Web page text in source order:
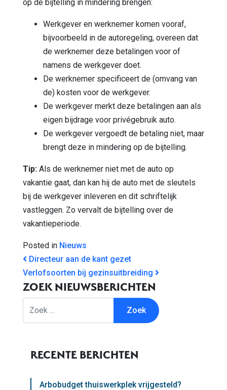
op de bijtelling in mindering brengen:
Werkgever en werknemer komen vooraf,
bijvoorbeeld in de autoregeling, overeen dat
de werknemer deze betalingen voor of
namens de werkgever doet.
De werknemer specificeert de (omvang van
de) kosten voor de werkgever.
De werkgever merkt deze betalingen aan als
eigen bijdrage voor privégebruik auto.
De werkgever vergoedt de betaling niet, maar
brengt deze in mindering op de bijtelling.
Tip: Als de werknemer niet met de auto op
vakantie gaat, dan kan hij de auto met de sleutels
bij de werkgever inleveren en dit schriftelijk
vastleggen. Zo vervalt de bijtelling over de
vakantieperiode.
Posted in Nieuws
BERICHT NAVIGATIE
Directeur aan de kant gezet
Verlofsoorten bij gezinsuitbreiding
ZOEK NIEUWSBERICHTEN
RECENTE BERICHTEN
Arbobudget thuiswerkplek vrijgesteld?